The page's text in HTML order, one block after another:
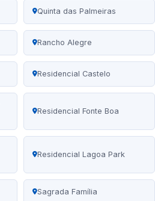
Quinta das Palmeiras
Rancho Alegre
Residencial Castelo
Residencial Fonte Boa
Residencial Lagoa Park
Sagrada Família